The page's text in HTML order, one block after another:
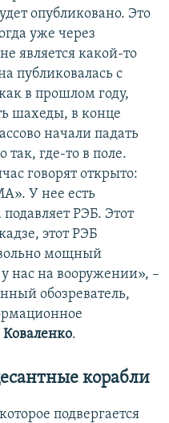
опубликовано. Это
уже через
является какой-то
публиковалась с
в прошлом году,
шахеды, в конце
начали падать
где-то в поле.
говорят открыто:
У нее есть
РЭБ. Этот
этот РЭБ
мощный
нас на вооружении», –
обозреватель,
.
корабли
подвергается